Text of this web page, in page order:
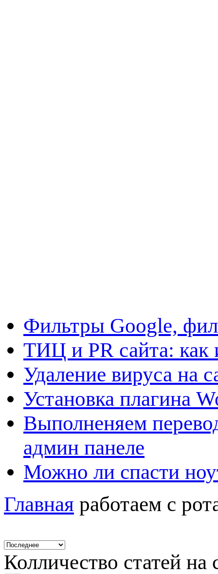
Фильтры Google,
ТИЦ и PR сайта: как
Удаление вируса на
Установка плагина
Выполненяем
админ панеле
Можно ли спасти
Главная работаем с
Колличество статей на